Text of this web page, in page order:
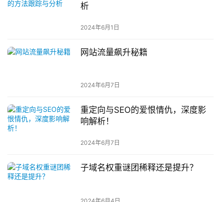
析
2024年6月1日
网站流量飙升秘籍
2024年6月7日
重定向与SEO的爱恨情仇，深度影
响解析！
2024年6月7日
子域名权重谜团稀释还是提升？